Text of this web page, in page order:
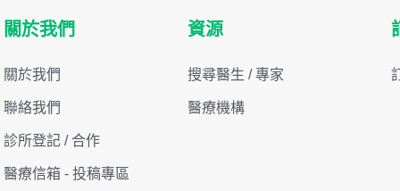
關於我們
關於我們
聯絡我們
診所登記 / 合作
醫療信箱 - 投稿專區
資源
搜尋醫生 / 專家
醫療機構